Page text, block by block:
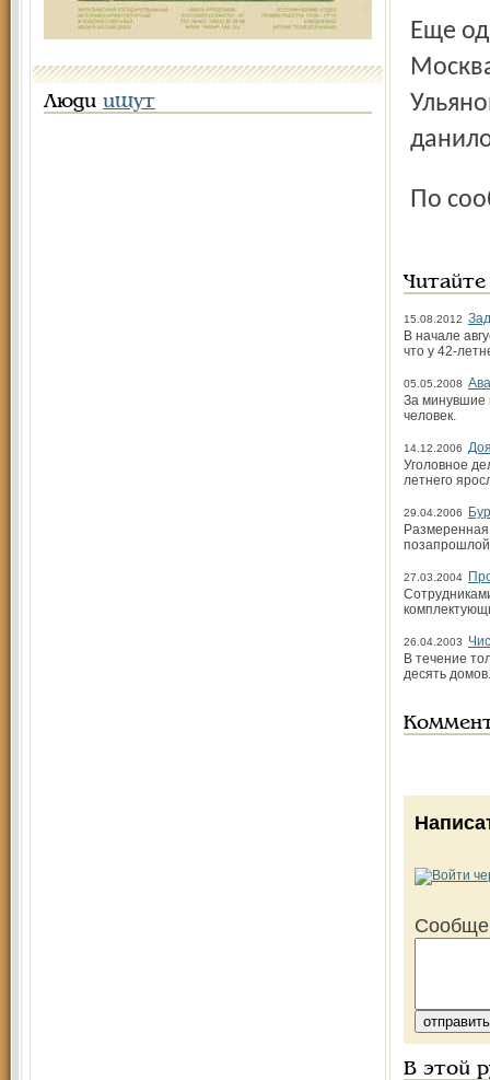
Люди ищут
Еще один ВАЗ столкнулся у деревни Костюшино на трассе
По
15.08.2012
В начале
что у 42-
05.05.2008
За минувшие
человек.
14.12.2006
Уголовное
летнего
29.04.2006
27.03.2004
26.04.2003
В течение
десять
В этой